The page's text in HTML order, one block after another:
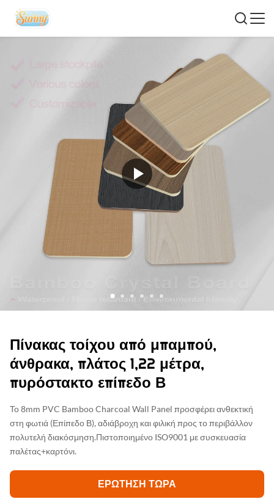
Πίνακας τοίχου από μπαμπού,
άνθρακα, πλάτος 1,22 μέτρα,
πυρόστακτο επίπεδο Β
Το 8mm PVC Bamboo Charcoal Wall Panel προσφέρει ανθεκτική
στη φωτιά (Επίπεδο Β), αδιάβροχη και φιλική προς το περιβάλλον
πολυτελή διακόσμηση.Πιστοποιημένο ISO9001 με συσκευασία
παλέτας+καρτόνι.
ΕΡΏΤΗΣΗ ΤΏΡΑ